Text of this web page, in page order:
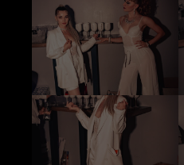
Donec quam felis,